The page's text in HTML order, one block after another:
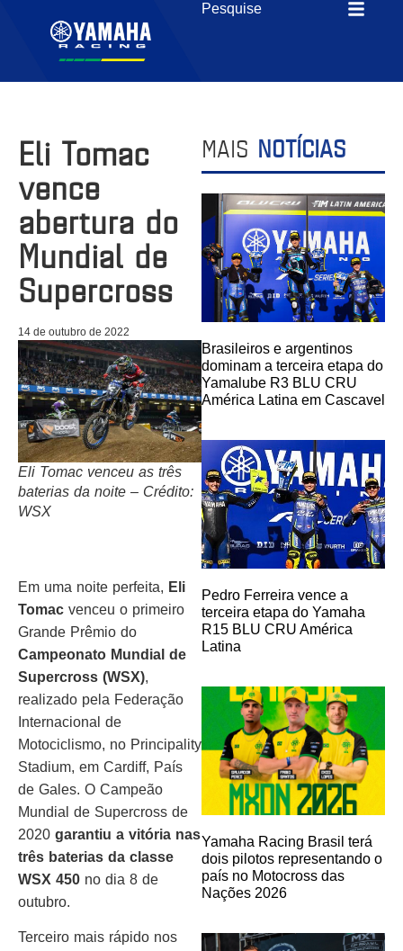
Eli Tomac
vence
abertura do
Mundial de
Supercross
14 de outubro de 2022
Eli Tomac venceu as três
baterias da noite – Crédito:
WSX
Em uma noite perfeita, Eli
Tomac venceu o primeiro
Grande Prêmio do
Campeonato Mundial de
Supercross (WSX),
realizado pela Federação
Internacional de
Motociclismo, no Principality
Stadium, em Cardiff, País
de Gales. O Campeão
Mundial de Supercross de
2020 garantiu a vitória nas
três baterias da classe
WSX 450 no dia 8 de
outubro.
Terceiro mais rápido nos
MAIS NOTÍCIAS
Brasileiros e argentinos
dominam a terceira etapa do
Yamalube R3 BLU CRU
América Latina em Cascavel
Pedro Ferreira vence a
terceira etapa do Yamaha
R15 BLU CRU América
Latina
Yamaha Racing Brasil terá
dois pilotos representando o
país no Motocross das
Nações 2026